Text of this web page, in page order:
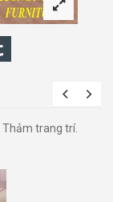
Thảm trang trí.